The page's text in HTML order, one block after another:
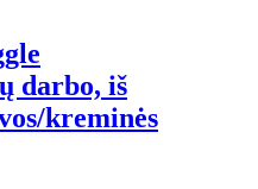
darbo, iš
kreminės